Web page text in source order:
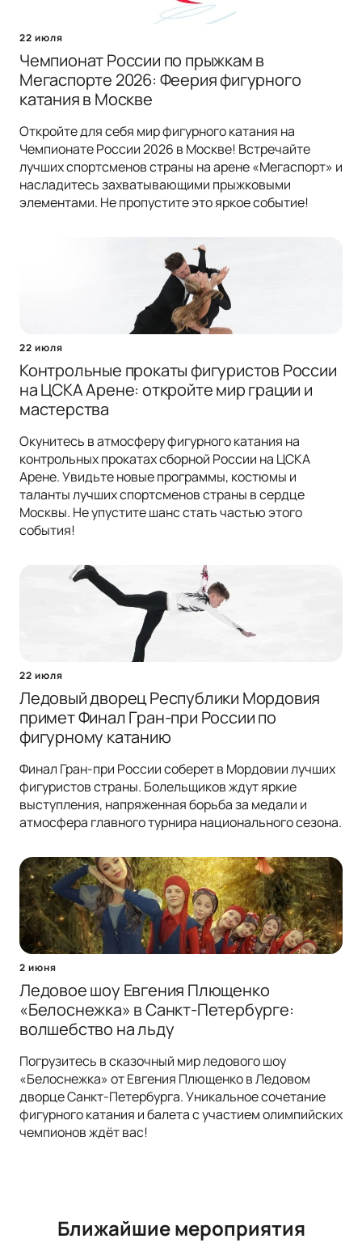
22 июля
Чемпионат России по прыжкам в
Мегаспорте 2026: Феерия фигурного
катания в Москве
Откройте для себя мир фигурного катания на
Чемпионате России 2026 в Москве! Встречайте
лучших спортсменов страны на арене «Мегаспорт» и
насладитесь захватывающими прыжковыми
элементами. Не пропустите это яркое событие!
22 июля
Контрольные прокаты фигуристов России
на ЦСКА Арене: откройте мир грации и
мастерства
Окунитесь в атмосферу фигурного катания на
контрольных прокатах сборной России на ЦСКА
Арене. Увидьте новые программы, костюмы и
таланты лучших спортсменов страны в сердце
Москвы. Не упустите шанс стать частью этого
события!
22 июля
Ледовый дворец Республики Мордовия
примет Финал Гран-при России по
фигурному катанию
Финал Гран-при России соберет в Мордовии лучших
фигуристов страны. Болельщиков ждут яркие
выступления, напряженная борьба за медали и
атмосфера главного турнира национального сезона.
2 июня
Ледовое шоу Евгения Плющенко
«Белоснежка» в Санкт-Петербурге:
волшебство на льду
Погрузитесь в сказочный мир ледового шоу
«Белоснежка» от Евгения Плющенко в Ледовом
дворце Санкт-Петербурга. Уникальное сочетание
фигурного катания и балета с участием олимпийских
чемпионов ждёт вас!
Ближайшие мероприятия